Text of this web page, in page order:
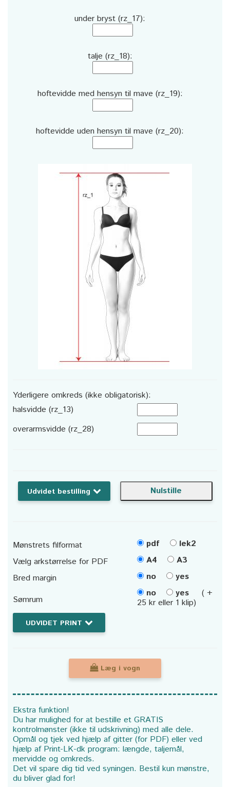
under bryst (rz_17):
talje (rz_18):
hoftevidde med hensyn til mave (rz_19):
hoftevidde uden hensyn til mave (rz_20):
Yderligere omkreds (ikke obligatorisk):
halsvidde (rz_13)
overarmsvidde (rz_28)
Udvidet bestilling
Mønstrets filformat pdf
lek2
Vælg arkstørrelse for PDF
A4
A3
Bred margin
no
yes
Sømrum
no yes
( +
25 kr eller 1 klip)
UDVIDET PRINT
Læg i vogn
Ekstra funktion!
Du har mulighed for at bestille et GRATIS
kontrolmønster (ikke til udskrivning) med alle dele.
Opmål og tjek ved hjælp af gitter (for PDF) eller ved
hjælp af Print-LK-dk program: længde, taljemål,
mervidde og omkreds.
Det vil spare dig tid ved syningen. Bestil kun mønstre,
du bliver glad for!